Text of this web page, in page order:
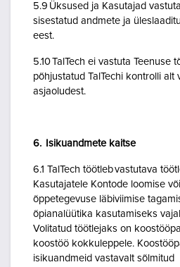
5.9 Üksused ja Kasutajad
sisestatud andmete ja
eest.
5.10 TalTech ei vastuta Teenuse
põhjustatud TalTechi kontrolli alt
asjaoludest.
6. Isikuandmete kaitse
6.1 TalTech töötleb vastutava
Kasutajatele Kontode loomise
õppetegevuse läbiviimise
õpianalüütika kasutamiseks
Volitatud töötlejaks on
koostöö kokkuleppele.
isikuandmeid vastavalt sõlmitud